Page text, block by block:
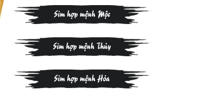
Sim hợp mệnh Mộc
Sim hợp mệnh Thủy
Sim hợp mệnh Hỏa